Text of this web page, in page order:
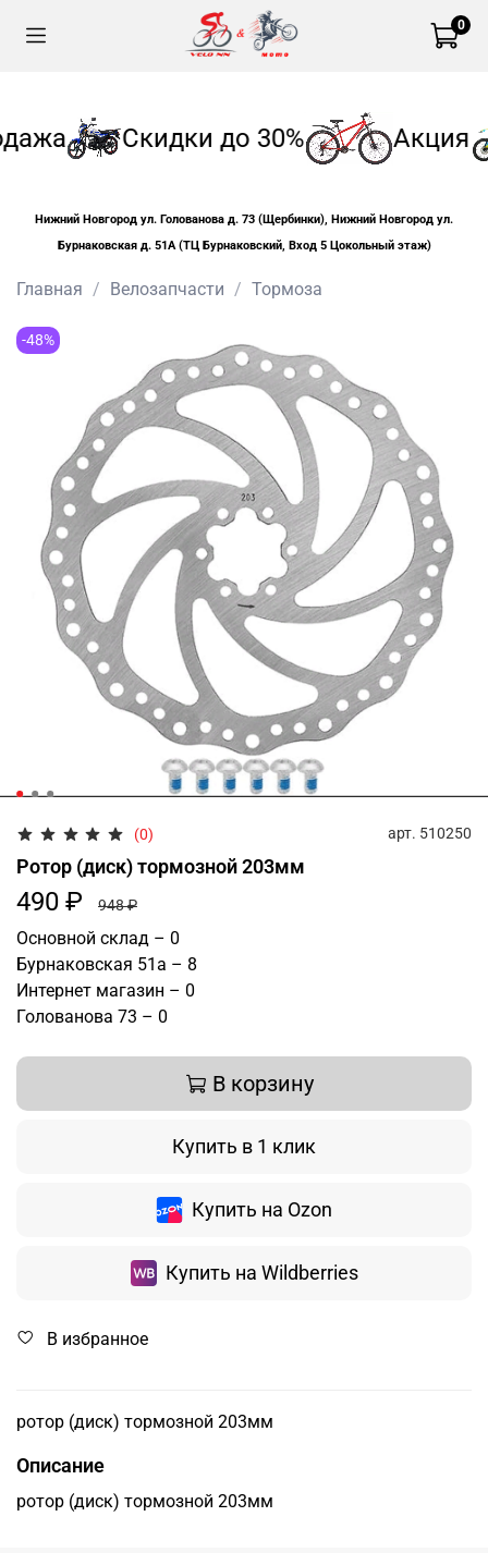
0
Скидки до 30% Акция
Нижний Новгород ул. Голованова д. 73 (Щербинки), Нижний Новгород ул.
Бурнаковская д. 51А (ТЦ Бурнаковский, Вход 5 Цокольный этаж)
Главная Велозапчасти Тормоза
-48%
(0) арт. 510250
Ротор (диск) тормозной 203мм
490 ₽ 948 ₽
Основной склад – 0
Бурнаковская 51а – 8
Интернет магазин – 0
Голованова 73 – 0
В корзину
Купить в 1 клик
Купить на Ozon
Купить на Wildberries
В избранное
ротор (диск) тормозной 203мм
Описание
ротор (диск) тормозной 203мм